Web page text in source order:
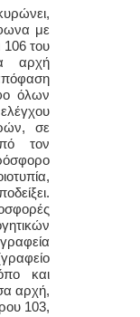
με
106 του
αρχή
όλων
σε
τον
και
αρχή,
103,